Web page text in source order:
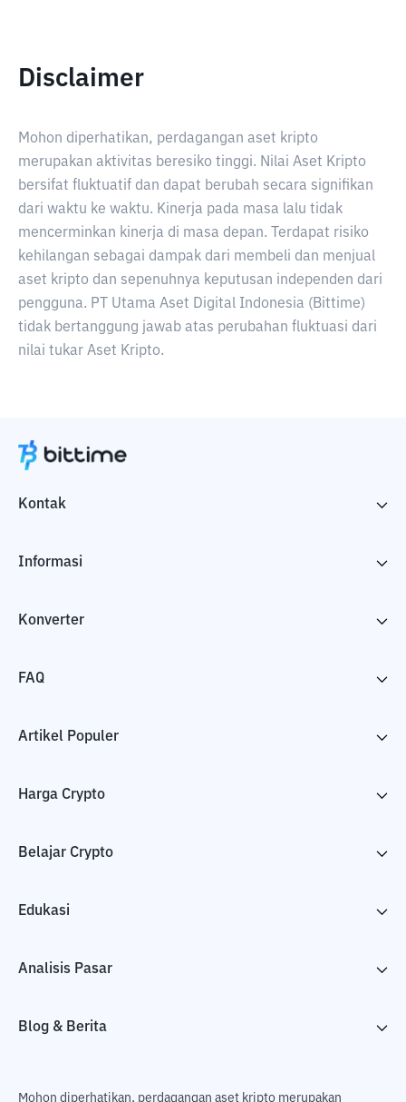
Disclaimer
Mohon diperhatikan, perdagangan aset kripto
merupakan aktivitas beresiko tinggi. Nilai Aset Kripto
bersifat fluktuatif dan dapat berubah secara signifikan
dari waktu ke waktu. Kinerja pada masa lalu tidak
mencerminkan kinerja di masa depan. Terdapat risiko
kehilangan sebagai dampak dari membeli dan menjual
aset kripto dan sepenuhnya keputusan independen dari
pengguna. PT Utama Aset Digital Indonesia (Bittime)
tidak bertanggung jawab atas perubahan fluktuasi dari
nilai tukar Aset Kripto.
Kontak
Informasi
Konverter
FAQ
Artikel Populer
Harga Crypto
Belajar Crypto
Edukasi
Analisis Pasar
Blog & Berita
Mohon diperhatikan, perdagangan aset kripto merupakan